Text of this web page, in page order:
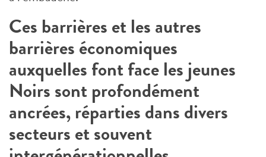
Ces barrières et les autres
barrières économiques
auxquelles font face les jeunes
Noirs sont profondément
ancrées, réparties dans divers
secteurs et souvent